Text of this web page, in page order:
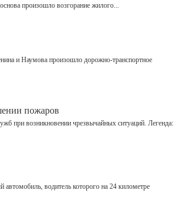
произошло возгорание жилого...
и Наумова произошло дорожно-транспортное
пожаров
при возникновении чрезвычайных ситуаций. Легенда:
водитель которого на 24 километре